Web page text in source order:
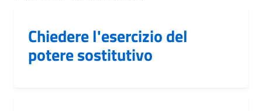
Chiedere l'esercizio del
potere sostitutivo